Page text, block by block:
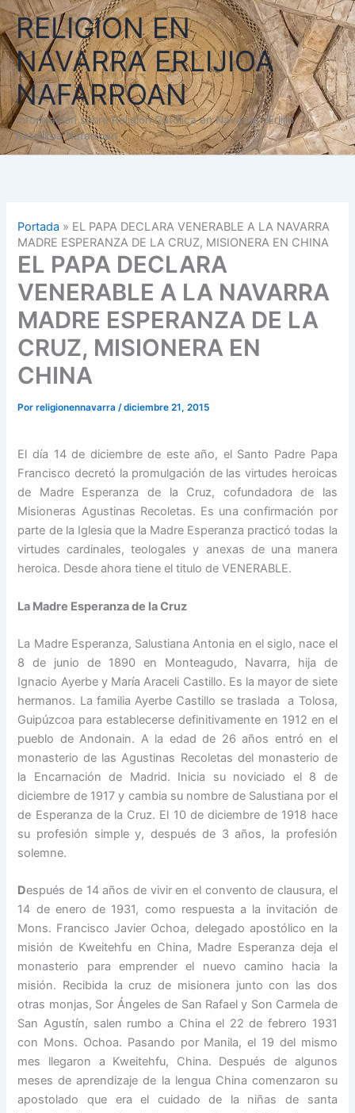
Ir
al
contenido
RELIGION EN
NAVARRA ERLIJIOA
NAFARROAN
Información sobre Religión Católica en Navarra - Erlijio
Katolikoa Nafarroan
Portada » EL PAPA DECLARA VENERABLE A LA NAVARRA
MADRE ESPERANZA DE LA CRUZ, MISIONERA EN CHINA
EL PAPA DECLARA
VENERABLE A LA NAVARRA
MADRE ESPERANZA DE LA
CRUZ, MISIONERA EN
CHINA
Porreligionennavarra/diciembre 21, 2015
El día 14 de diciembre de este año, el Santo Padre Papa
Francisco decretó la promulgación de las virtudes heroicas
de Madre Esperanza de la Cruz, cofundadora de las
Misioneras Agustinas Recoletas. Es una confirmación por
parte de la Iglesia que la Madre Esperanza practicó todas la
virtudes cardinales, teologales y anexas de una manera
heroica. Desde ahora tiene el titulo de VENERABLE.
La Madre Esperanza de la Cruz
La Madre Esperanza, Salustiana Antonia en el siglo, nace el
8 de junio de 1890 en Monteagudo, Navarra, hija de
Ignacio Ayerbe y María Araceli Castillo. Es la mayor de siete
hermanos. La familia Ayerbe Castillo se traslada a Tolosa,
Guipúzcoa para establecerse definitivamente en 1912 en el
pueblo de Andonain. A la edad de 26 años entró en el
monasterio de las Agustinas Recoletas del monasterio de
la Encarnación de Madrid. Inicia su noviciado el 8 de
diciembre de 1917 y cambia su nombre de Salustiana por el
de Esperanza de la Cruz. El 10 de diciembre de 1918 hace
su profesión simple y, después de 3 años, la profesión
solemne.
Después de 14 años de vivir en el convento de clausura, el
14 de enero de 1931, como respuesta a la invitación de
Mons. Francisco Javier Ochoa, delegado apostólico en la
misión de Kweitehfu en China, Madre Esperanza deja el
monasterio para emprender el nuevo camino hacia la
misión. Recibida la cruz de misionera junto con las dos
otras monjas, Sor Ángeles de San Rafael y Son Carmela de
San Agustín, salen rumbo a China el 22 de febrero 1931
con Mons. Ochoa. Pasando por Manila, el 19 del mismo
mes llegaron a Kweitehfu, China. Después de algunos
meses de aprendizaje de la lengua China comenzaron su
apostolado que era el cuidado de la niñas de santa